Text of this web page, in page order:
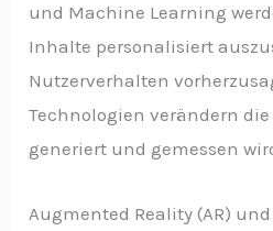
und Machine Learning
Inhalte personalisiert
Nutzerverhalten
Technologien verändern die
generiert und gemessen
Augmented Reality (AR)